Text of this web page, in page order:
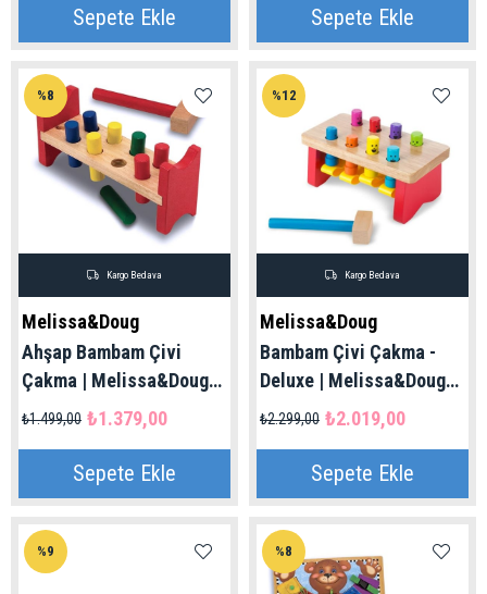
Sepete Ekle Sepete Ekle
Melissa&Doug
Ahşap Bambam Çivi
Çakma | Melissa&Doug
2+ Yaş
₺1.379,00
₺1.499,00
Sepete Ekle
%8
Kargo Bedava
Melissa&Doug
Bambam Çivi Çakma -
Deluxe | Melissa&Doug
2+ Yaş
₺2.019,00
₺2.299,00
Sepete Ekle
%12
Kargo Bedava
%9 %8